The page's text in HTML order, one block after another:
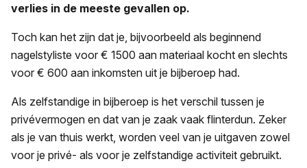
verlies in de meeste gevallen op.
Toch kan het zijn dat je, bijvoorbeeld als beginnend
nagelstyliste voor € 1500 aan materiaal kocht en slechts
voor € 600 aan inkomsten uit je bijberoep had.
Als zelfstandige in bijberoep is het verschil tussen je
privévermogen en dat van je zaak vaak flinterdun. Zeker
als je van thuis werkt, worden veel van je uitgaven zowel
voor je privé- als voor je zelfstandige activiteit gebruikt.